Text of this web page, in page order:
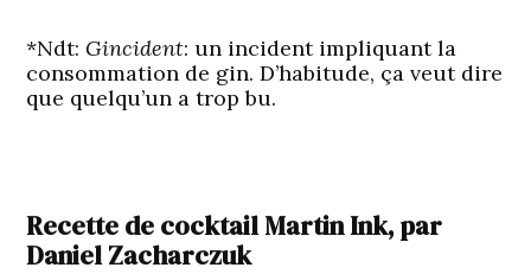
*Ndt: Gincident: un incident impliquant la
consommation de gin. D’habitude, ça veut dire
que quelqu’un a trop bu.
Recette de cocktail Martin Ink, par
Daniel Zacharczuk